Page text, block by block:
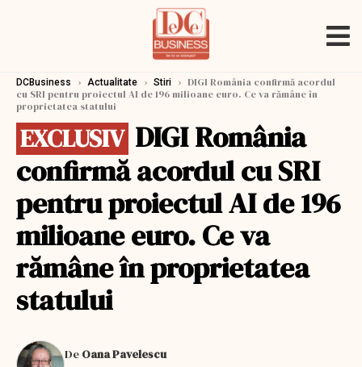
DCBusiness › Actualitate › Stiri › DIGI România confirmă acordul
cu SRI pentru proiectul AI de 196 milioane euro. Ce va rămâne în
proprietatea statului
EXCLUSIV DIGI România
confirmă acordul cu SRI
pentru proiectul AI de 196
milioane euro. Ce va
rămâne în proprietatea
statului
De Oana Pavelescu